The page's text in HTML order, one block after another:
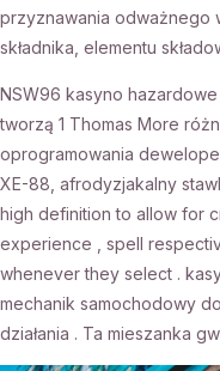
przyznawania odważnego
składnika, elementu
NSW96 kasyno
tworzą 1 Thomas More
oprogramowania
XE-88, afrodyzjakalny
high definition to allow for
experience , spell
whenever they select .
mechanik samochodowy
działania . Ta mieszanka